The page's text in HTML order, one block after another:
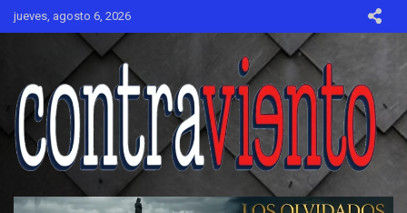
Skip
jueves, agosto 6, 2026
CONTRAVIENTO